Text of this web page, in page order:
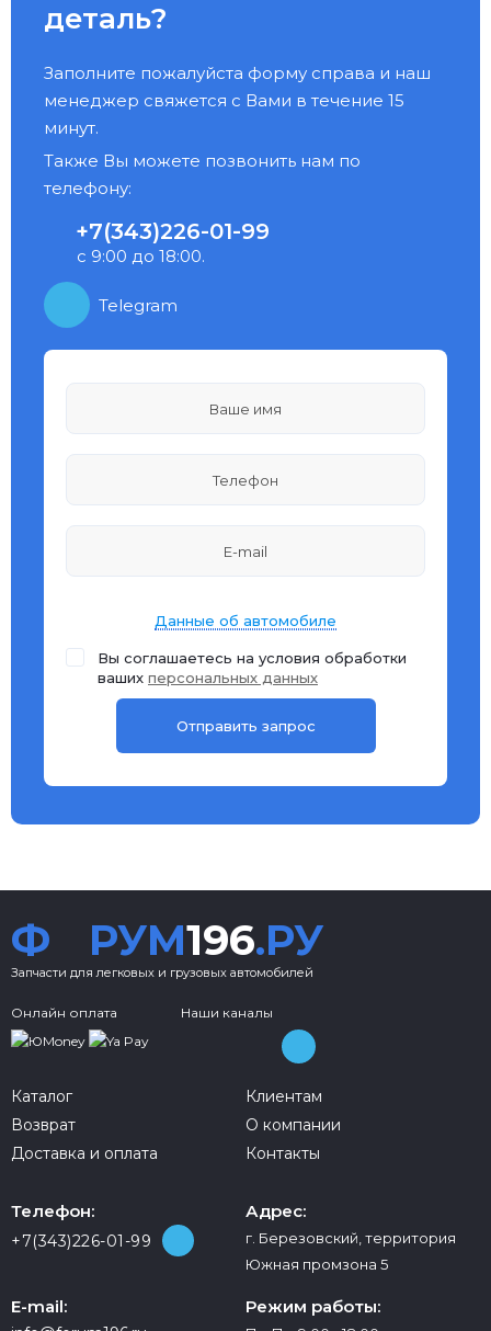
деталь?
Заполните пожалуйста форму справа и наш
менеджер свяжется с Вами в течение 15
минут.
Также Вы можете позвонить нам по
телефону:
+7(343)226-01-99
с 9:00 до 18:00.
Telegram
Данные об автомобиле
Вы соглашаетесь на условия обработки
ваших персональных данных
Ф РУМ196.РУ
Запчасти для легковых и грузовых автомобилей
Онлайн оплата Наши каналы
Каталог
Возврат
Доставка и оплата
Клиентам
О компании
Контакты
Телефон:
+7(343)226-01-99
Адрес:
г. Березовский, территория
Южная промзона 5
E-mail: Режим работы: